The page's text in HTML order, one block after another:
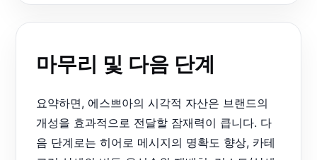
마무리 및 다음 단계
요약하면, 에스쁘아의 시각적 자산은 브랜드의
개성을 효과적으로 전달할 잠재력이 큽니다. 다
음 단계로는 히어로 메시지의 명확도 향상, 카테